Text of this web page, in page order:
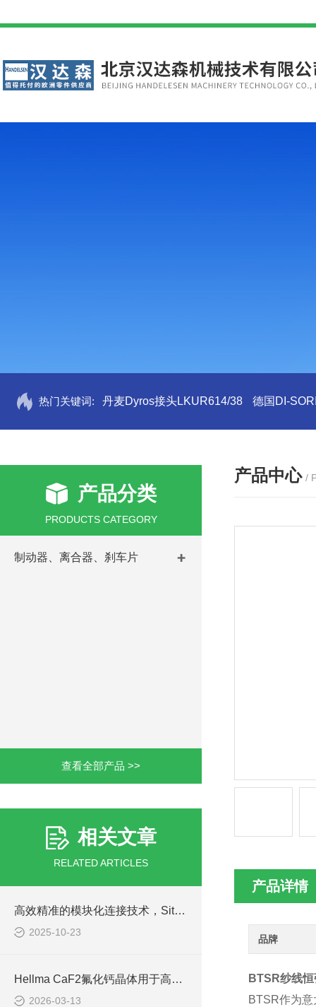
热门关键词: 丹麦Dyros接头LKUR614/38 德国DI-
产品分类
PRODUCTS CATEGORY
制动器、离合器、刹车片
查看全部产品 >>
相关文章
RELATED ARTICLES
高效精准的模块化连接技术，Sitema锁紧装置解析
2025-10-23
Hellma CaF2氟化钙晶体用于高功率激光系统
2026-03-13
产品中心 /
产品详情
品牌
BTSR纱线
BTSR作为